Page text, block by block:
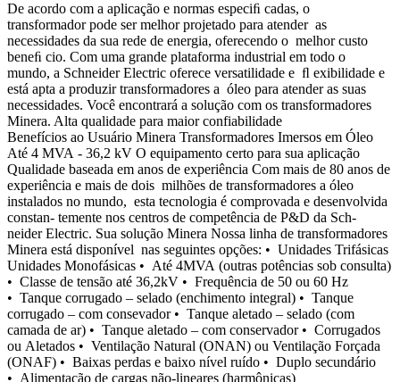
De acordo com a aplicação e normas especiﬁ cadas, o
transformador pode ser melhor projetado para atender as
necessidades da sua rede de energia, oferecendo o melhor custo
beneﬁ cio. Com uma grande plataforma industrial em todo o
mundo, a Schneider Electric oferece versatilidade e ﬂ exibilidade e
está apta a produzir transformadores a óleo para atender as suas
necessidades. Você encontrará a solução com os transformadores
Minera. Alta qualidade para maior confiabilidade
Benefícios ao Usuário Minera Transformadores Imersos em Óleo
Até 4 MVA - 36,2 kV O equipamento certo para sua aplicação
Qualidade baseada em anos de experiência Com mais de 80 anos de
experiência e mais de dois milhões de transformadores a óleo
instalados no mundo, esta tecnologia é comprovada e desenvolvida
constan- temente nos centros de competência de P&D da Sch-
neider Electric. Sua solução Minera Nossa linha de transformadores
Minera está disponível nas seguintes opções: • Unidades Trifásicas
Unidades Monofásicas • Até 4MVA (outras potências sob consulta)
• Classe de tensão até 36,2kV • Frequência de 50 ou 60 Hz
• Tanque corrugado – selado (enchimento integral) • Tanque
corrugado – com consevador • Tanque aletado – selado (com
camada de ar) • Tanque aletado – com conservador • Corrugados
ou Aletados • Ventilação Natural (ONAN) ou Ventilação Forçada
(ONAF) • Baixas perdas e baixo nível ruído • Duplo secundário
• Alimentação de cargas não-lineares (harmônicas)